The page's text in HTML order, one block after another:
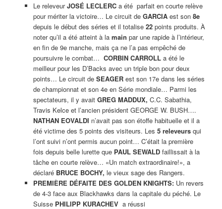
Le releveurJOSÉ LECLERCa été parfait en courte relève
pour mériter la victoire… Le circuit de GARCIAest son 8e
depuis le début des séries et il totalise 22points produits. À
noter qu’il a été atteint à la main par une rapide à l’intérieur,
en fin de 9e manche, mais ça ne l’a pas empêché de
poursuivre le combat… CORBIN CARROLLa été le
meilleur pour les D’Backs avec un triple bon pour deux
points… Le circuit de SEAGERest son 17e dans les séries
de championnat et son 4e en Série mondiale… Parmi les
spectateurs, il y avait GREG MADDUX, C.C. Sabathia,
Travis Kelce et l’ancien président GEORGE W. BUSH….
NATHAN EOVALDI n’avait pas son étoffe habituelle et il a
été victime des 5 points des visiteurs. Les 5 releveursqui
l’ont suivi n’ont permis aucun point… C’était la première
fois depuis belle lurette que PAUL SEWALDfaillissait à la
tâche en courte relève… «Un match extraordinaire!», a
déclaré BRUCE BOCHY, le vieux sage des Rangers.
PREMIÈRE DÉFAITE DES GOLDEN KNIGHTS: Un revers
de 4-3 face aux Blackhawks dans la capitale du péché. Le
Suisse PHILIPP KURACHEVa réussi